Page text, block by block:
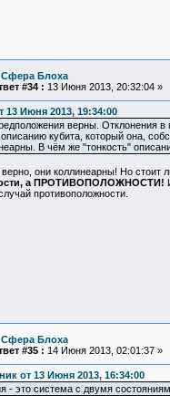
Сфера Блоха
#34 : 13 Июня 2013, 20:32:04 »
13 Июня 2013, 19:34:00
верны. Отклонения в
кубита, который она,
В чём же "тонкость"
они коллинеарны! Но стоит
а ПРОТИВОПОЛОЖНОСТИ!
противоположности.
Сфера Блоха
#35 : 14 Июня 2013, 02:01:37 »
от 13 Июня 2013, 16:34:00
- это система с двумя